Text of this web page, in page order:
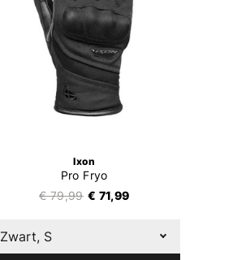
Ixon
Pro Fryo
€ 79,99 € 71,99
Zwart, S